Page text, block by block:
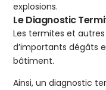
explosions.
Le Diagnostic
Les termites et
d’importants dégâts
bâtiment.
Ainsi, un diagnostic